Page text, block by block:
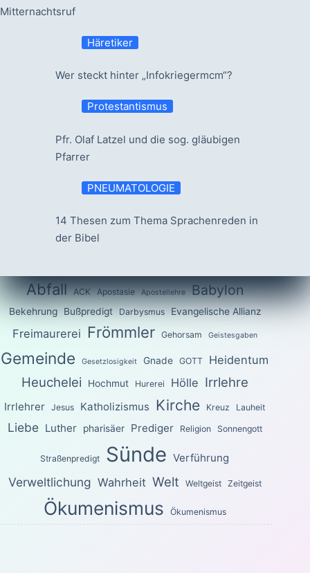
Mitternachtsruf
Häretiker
Wer steckt hinter „Infokriegermcm“?
Protestantismus
Pfr. Olaf Latzel und die sog. gläubigen
Pfarrer
PNEUMATOLOGIE
14 Thesen zum Thema Sprachenreden in
der Bibel
Abfall ACK Apostasie Apostellehre Babylon
Bekehrung Bußpredigt Darbysmus Evangelische Allianz
Freimaurerei Frömmler Gehorsam Geistesgaben
Gemeinde Gesetzlosigkeit Gnade GOTT Heidentum
Heuchelei Hochmut Hurerei Hölle Irrlehre
Irrlehrer Jesus Katholizismus Kirche Kreuz Lauheit
Liebe Luther pharisäer Prediger Religion Sonnengott
Straßenpredigt Sünde Verführung
Verweltlichung Wahrheit Welt Weltgeist Zeitgeist
Ökumenismus Ökumenismus